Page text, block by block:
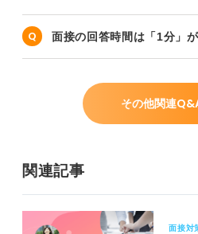
面接の回答時間は「1分」
その他関連
関連記事
面接対